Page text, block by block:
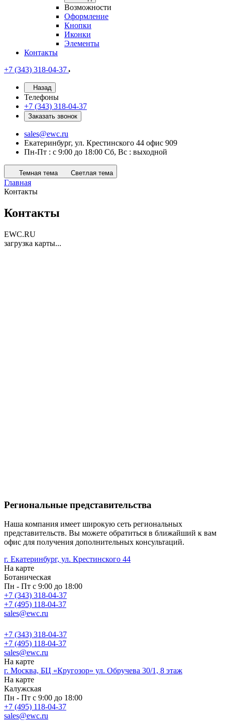
Возможности
Оформление
Кнопки
Иконки
Элементы
Контакты
+7 (343) 318-04-37
Назад
Телефоны
+7 (343) 318-04-37
Заказать звонок
sales@ewc.ru
Екатеринбург, ул. Крестинского 44 офис 909
Пн-Пт : с 9:00 до 18:00 Сб, Вс : выходной
Темная тема Светлая тема
Главная
Контакты
Контакты
EWC.RU
загрузка карты...
Региональные представительства
Наша компания имеет широкую сеть региональных
представительств. Вы можете обратиться в ближайший к вам
офис для получения дополнительных консультаций.
г. Екатеринбург, ул. Крестинского 44
На карте
Ботаническая
Пн - Пт с 9:00 до 18:00
+7 (343) 318-04-37
+7 (495) 118-04-37
sales@ewc.ru
+7 (343) 318-04-37
+7 (495) 118-04-37
sales@ewc.ru
На карте
г. Москва, БЦ «Кругозор» ул. Обручева 30/1, 8 этаж
На карте
Калужская
Пн - Пт с 9:00 до 18:00
+7 (495) 118-04-37
sales@ewc.ru